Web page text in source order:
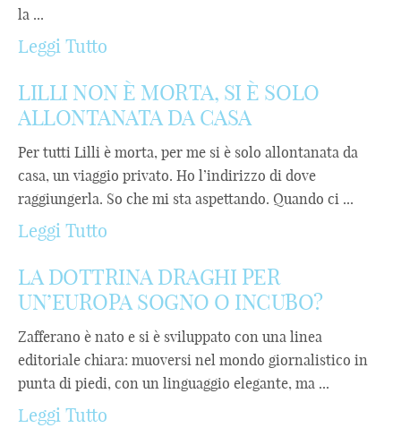
la ...
Leggi Tutto
LILLI NON È MORTA, SI È SOLO
ALLONTANATA DA CASA
Per tutti Lilli è morta, per me si è solo allontanata da
casa, un viaggio privato. Ho l’indirizzo di dove
raggiungerla. So che mi sta aspettando. Quando ci ...
Leggi Tutto
LA DOTTRINA DRAGHI PER
UN’EUROPA SOGNO O INCUBO?
Zafferano è nato e si è sviluppato con una linea
editoriale chiara: muoversi nel mondo giornalistico in
punta di piedi, con un linguaggio elegante, ma ...
Leggi Tutto